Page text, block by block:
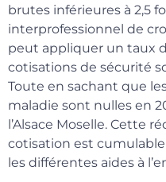
brutes inférieures à 2,5
interprofessionnel de
peut appliquer un taux
cotisations de sécurité
Toute en sachant que
maladie sont nulles en
l’Alsace Moselle. Cette
cotisation est
les différentes aides à